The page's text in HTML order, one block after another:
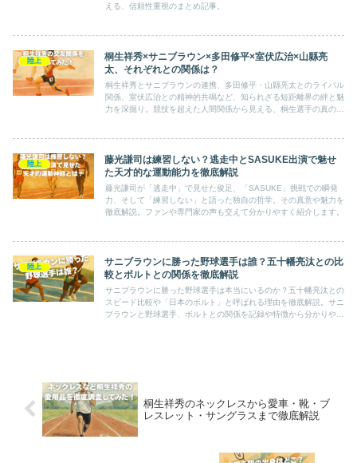
える、信頼性重視のまとめ記事。
陸上
桐生祥秀×サニブラウン×多田修平×室伏広治×山縣亮
太、それぞれとの関係は？
桐生祥秀とサニブラウンの連携、多田修平・山縣亮太とのライバル
関係、室伏広治との精神的共鳴など、知られざる短距離界の絆と魅
力を深掘り。競技を超えた人間関係から見える、桐生選手の真の姿
陸上
藤光謙司は練習しない？逃走中とSASUKE出演で魅せ
た天才的な運動能力を徹底解説
藤光謙司が「逃走中」で見せた俊足、「SASUKE」挑戦での瞬発
力、そして「練習しない」と語った独自の哲学。その真意や魅力を
徹底解説。ファンや専門家の声も交えて分かりやすく紹介します。
陸上
サニブラウンに勝った野球選手は誰？五十幡亮汰との比
較とボルトとの関係を徹底解説
サニブラウンに勝った野球選手は本当にいるのか？五十幡亮汰との
スピード比較や「日本のボルト」と呼ばれる理由を徹底解説。サニ
ブラウンと野球選手、ボルトとの関係を記録や特徴から分かりやす
桐生祥秀のネックレスから愛車・靴・ブ
レスレット・サングラスまで徹底解説